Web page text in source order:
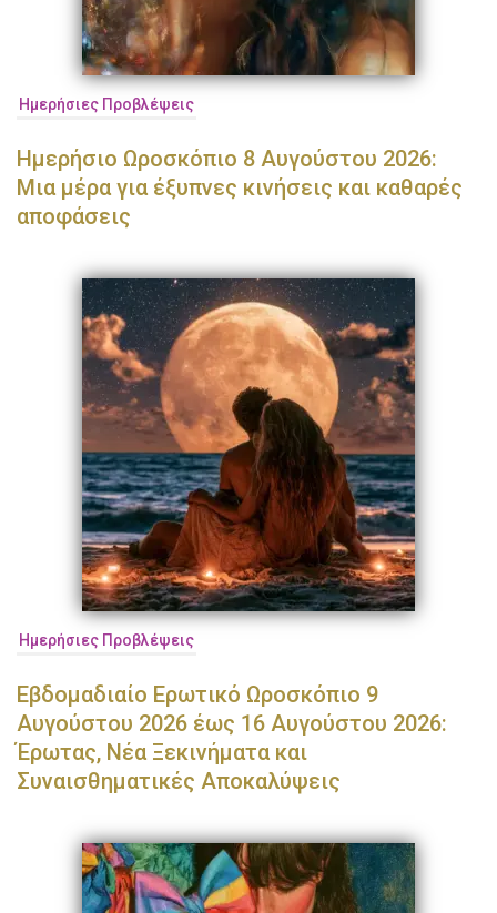
Ημερήσιες Προβλέψεις
Ημερήσιο Ωροσκόπιο 8 Αυγούστου 2026:
Μια μέρα για έξυπνες κινήσεις και καθαρές
αποφάσεις
Ημερήσιες Προβλέψεις
Εβδομαδιαίο Ερωτικό Ωροσκόπιο 9
Αυγούστου 2026 έως 16 Αυγούστου 2026:
Έρωτας, Νέα Ξεκινήματα και
Συναισθηματικές Αποκαλύψεις